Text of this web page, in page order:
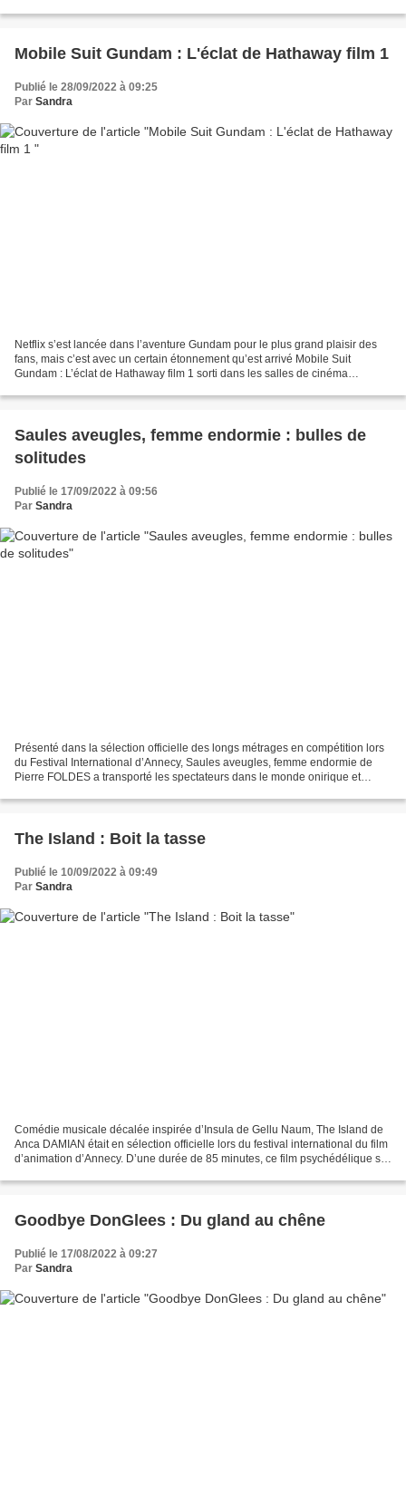
Mobile Suit Gundam : L'éclat de Hathaway film 1
Publié le 28/09/2022 à 09:25
Par Sandra
Netflix s’est lancée dans l’aventure Gundam pour le plus grand plaisir des
fans, mais c’est avec un certain étonnement qu’est arrivé Mobile Suit
Gundam : L’éclat de Hathaway film 1 sorti dans les salles de cinéma
Saules aveugles, femme endormie : bulles de
solitudes
Publié le 17/09/2022 à 09:56
Par Sandra
Présenté dans la sélection officielle des longs métrages en compétition lors
du Festival International d’Annecy, Saules aveugles, femme endormie de
Pierre FOLDES a transporté les spectateurs dans le monde onirique et
The Island : Boit la tasse
Publié le 10/09/2022 à 09:49
Par Sandra
Comédie musicale décalée inspirée d’Insula de Gellu Naum, The Island de
Anca DAMIAN était en sélection officielle lors du festival international du film
d’animation d’Annecy. D’une durée de 85 minutes, ce film psychédélique se
Goodbye DonGlees : Du gland au chêne
Publié le 17/08/2022 à 09:27
Par Sandra